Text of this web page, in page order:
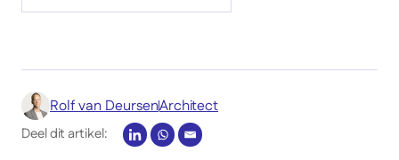
Rolf van DeursenArchitect
Deel dit artikel: